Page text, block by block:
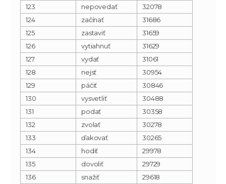
123
nepovedať
32078
124
začínať
31686
125
zastaviť
31659
126
vytiahnuť
31629
127
vydať
31061
128
nejsť
30954
129
páčiť
30846
130
vysvetliť
30488
131
podať
30358
132
zvolať
30278
133
ďakovať
30265
134
hodiť
29978
135
dovoliť
29729
136
snažiť
29618